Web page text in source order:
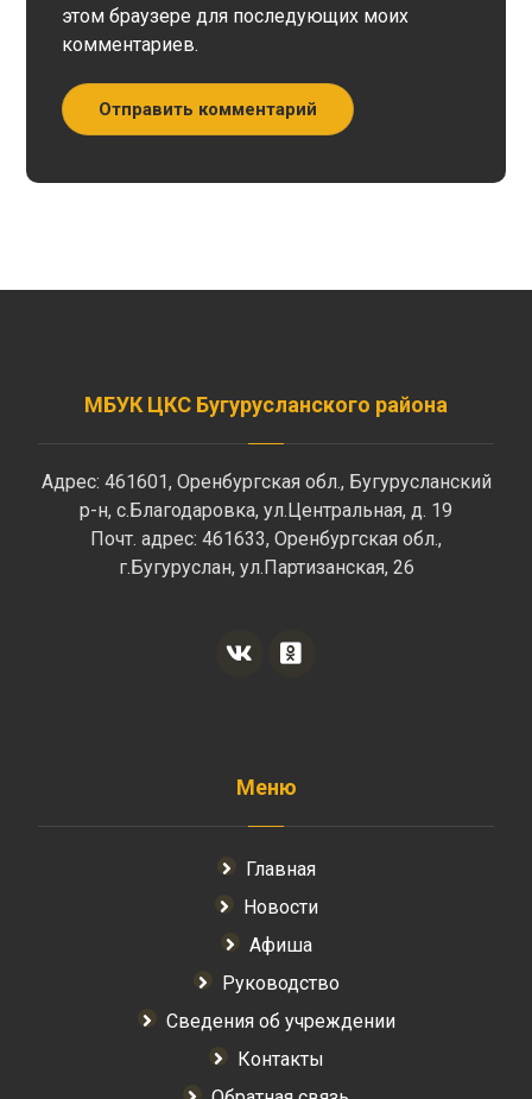
этом браузере для последующих моих
комментариев.
Отправить комментарий
МБУК ЦКС Бугурусланского района
Адрес: 461601, Оренбургская обл., Бугурусланский
р-н, с.Благодаровка, ул.Центральная, д. 19
Почт. адрес: 461633, Оренбургская обл.,
г.Бугуруслан, ул.Партизанская, 26
Меню
Главная
Новости
Афиша
Руководство
Сведения об учреждении
Контакты